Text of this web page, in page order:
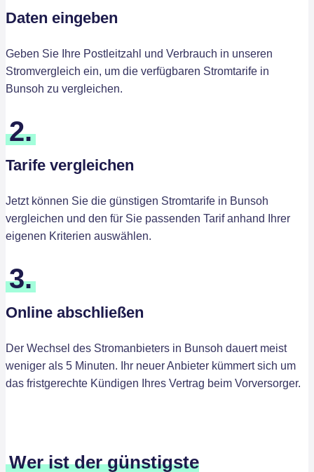
Daten eingeben
Geben Sie Ihre Postleitzahl und Verbrauch in unseren
Stromvergleich ein, um die verfügbaren Stromtarife in
Bunsoh zu vergleichen.
2.
Tarife vergleichen
Jetzt können Sie die günstigen Stromtarife in Bunsoh
vergleichen und den für Sie passenden Tarif anhand Ihrer
eigenen Kriterien auswählen.
3.
Online abschließen
Der Wechsel des Stromanbieters in Bunsoh dauert meist
weniger als 5 Minuten. Ihr neuer Anbieter kümmert sich um
das fristgerechte Kündigen Ihres Vertrag beim Vorversorger.
Wer ist der günstigste